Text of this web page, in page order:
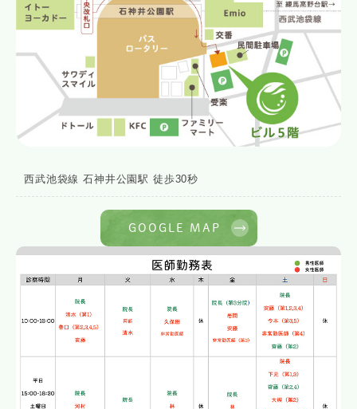
西武池袋線 石神井公園駅 徒歩30秒
GOOGLE MAP